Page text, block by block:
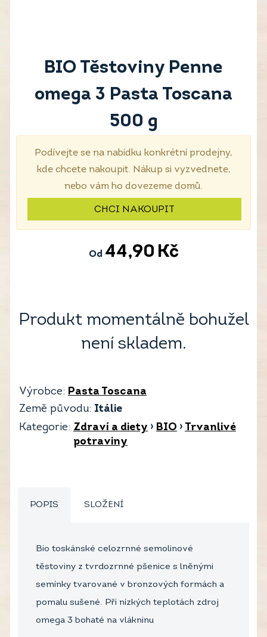
BIO Těstoviny Penne
omega 3 Pasta Toscana
500 g
Podívejte se na nabídku konkrétní prodejny,
kde chcete nakoupit. Nákup si vyzvednete,
nebo vám ho dovezeme domů.
CHCI NAKOUPIT
Od 44,90 Kč
Produkt momentálně bohužel
není skladem.
Výrobce: Pasta Toscana
Země původu: Itálie
Kategorie: Zdraví a diety › BIO › Trvanlivé
potraviny
POPIS SLOŽENÍ
Bio toskánské celozrnné semolinové
těstoviny z tvrdozrnné pšenice s lněnými
semínky tvarované v bronzových formách a
pomalu sušené. Při nízkých teplotách zdroj
omega 3 bohaté na vlákninu